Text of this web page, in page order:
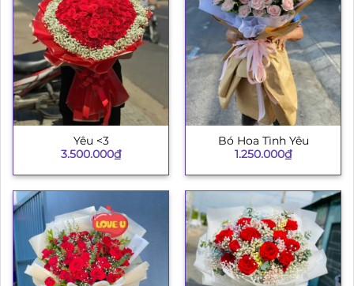
Yêu <3
3.500.000₫
Bó Hoa Tình Yêu
1.250.000₫